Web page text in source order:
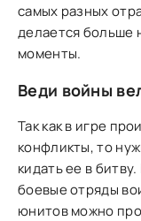
самых разных
делается больше
моменты.
Веди войны
Так как в игре
конфликты, то
кидать ее в
боевые отряды
юнитов можно